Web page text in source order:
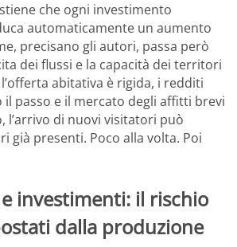
che ogni investimento
automaticamente un aumento
precisano gli autori, passa però
dei flussi e la capacità dei territori
abitativa è rigida, i redditi
passo e il mercato degli affitti brevi
l’arrivo di nuovi visitatori può
già presenti. Poco alla volta. Poi
investimenti: il rischio
dalla produzione